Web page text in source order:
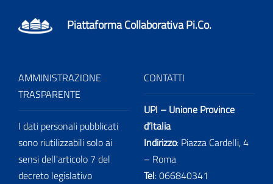
Piattaforma Collaborativa Pi.Co.
AMMINISTRAZIONE
TRASPARENTE
I dati personali pubblicati
sono riutilizzabili solo ai
sensi dell'articolo 7 del
decreto legislativo
CONTATTI
UPI – Unione Province
d’Italia
Indirizzo: Piazza Cardelli, 4
– Roma
Tel:066840341